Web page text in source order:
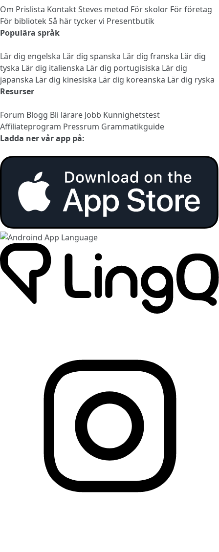
Om Prislista KontaktSteves metod För skolor För företag
För bibliotek Så här tycker vi Presentbutik
Populära språk
Lär dig engelska Lär dig spanska Lär dig franska Lär dig
tyska Lär dig italienska Lär dig portugisiska Lär dig
japanska Lär dig kinesiska Lär dig koreanska Lär dig ryska
Resurser
Forum Blogg Bli lärare Jobb Kunnighetstest
Affiliateprogram Pressrum Grammatikguide
Ladda ner vår app på: